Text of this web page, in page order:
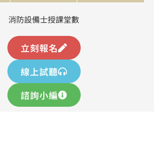
消防設備士授課堂數
立刻報名
線上試聽
諮詢小編